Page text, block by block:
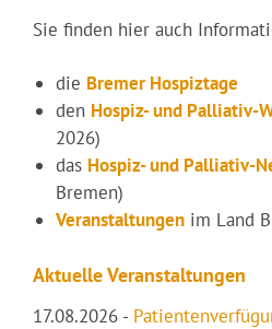
Sie finden hier auch
die Bremer Hospiztage
den Hospiz- und Palliativ-
2026)
das Hospiz- und Palliativ-
Bremen)
Veranstaltungenim Land
Aktuelle Veranstaltungen
17.08.2026-